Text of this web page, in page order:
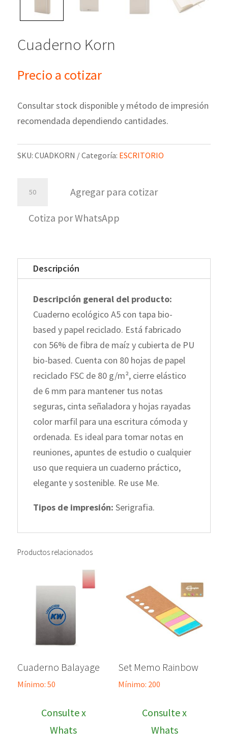
Cuaderno Korn
Precio a cotizar
Consultar stock disponible y método de impresión
recomendada dependiendo cantidades.
SKU: CUADKORN Categoría: ESCRITORIO
cantidad
Agregar para cotizar
Cotiza por WhatsApp
Descripción
Descripción general del producto:
Cuaderno ecológico A5 con tapa bio-
based y papel reciclado. Está fabricado
con 56% de fibra de maíz y cubierta de PU
bio-based. Cuenta con 80 hojas de papel
reciclado FSC de 80 g/m², cierre elástico
de 6 mm para mantener tus notas
seguras, cinta señaladora y hojas rayadas
color marfil para una escritura cómoda y
ordenada. Es ideal para tomar notas en
reuniones, apuntes de estudio o cualquier
uso que requiera un cuaderno práctico,
elegante y sostenible. Re use Me.
Tipos de impresión: Serigrafia.
Productos relacionados
Cuaderno Balayage
Mínimo: 50
Consulte x
Whats
Set Memo Rainbow
Mínimo: 200
Consulte x
Whats